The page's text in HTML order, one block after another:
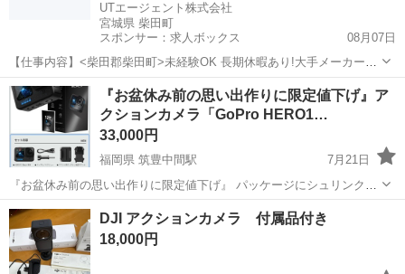
UTエージェント株式会社
宮城県 柴田町
スポンサー：求人ボックス
08月07日
【仕事内容】<柴田郡柴田町>未経験OK 長期休暇あり!大手メーカーの
グループ会社 コピー機部品の機械オペレーター <履歴書不要 オンライ
ン面接OK><入社キャンペーン実施中!> <業種> オフィス・業務機器 <
仕事内容> コピー機...
アルバイト・パート
『お盆休み前の思い出作りに限定値下げ』ア
クションカメラ「GoPro HERO1…
33,000円
福岡県 筑豊中間駅
7月21日
『お盆休み前の思い出作りに限定値下げ』 パッケージにシュリンク
（透明フィルム）がついたままの完全な新品未開封品です。 【商品に
ついて】 ・状態：新品未開封・未使用 【お取引について】 ・取引場
所：中間市内の指定場所（...
福岡 中間市 筑豊中間駅 ビデオカメラ、ムービーカメラ
GoPro
DJI アクションカメラ 付属品付き
18,000円